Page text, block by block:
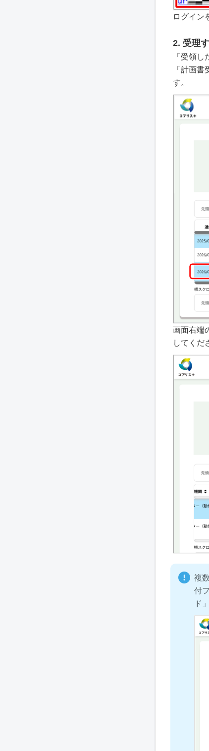
ログイン
2. 受理
「受領
「計画
す。
画面右端
してくだ
複
付
ド